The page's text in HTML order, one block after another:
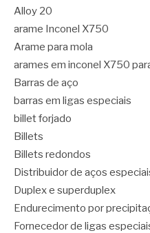
Alloy 20
arame Inconel X750
Arame para mola
arames em inconel X750
Barras de aço
barras em ligas especiais
billet forjado
Billets
Billets redondos
Distribuidor de aços
Duplex e superduplex
Endurecimento por
Fornecedor de ligas